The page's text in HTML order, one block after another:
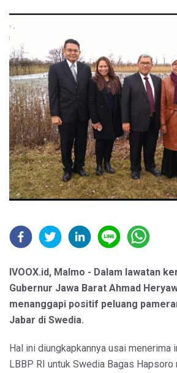
IVOOX.id, Malmo - Dalam lawatan
Gubernur Jawa Barat Ahmad
menanggapi positif peluang
Jabar di Swedia.
Hal ini diungkapkannya usai menerima
LBBP RI untuk Swedia Bagas Hapsoro